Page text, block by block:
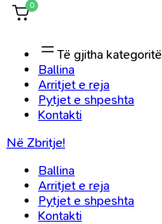
0
Të gjitha kategoritë
Ballina
Arritjet e reja
Pytjet e shpeshta
Kontakti
Në Zbritje!
Ballina
Arritjet e reja
Pytjet e shpeshta
Kontakti